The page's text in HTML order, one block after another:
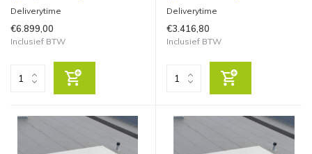
Deliverytime
€6.899,00
Inclusief BTW
Deliverytime
€3.416,80
Inclusief BTW